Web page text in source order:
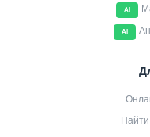
AI
AI